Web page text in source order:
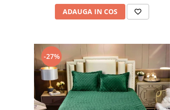
ADAUGA IN COS
-27%